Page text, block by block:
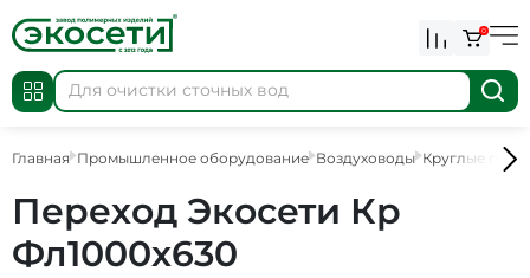
0
Главная Промышленное оборудование Воздуховоды Круглые
Переход Экосети Кр
Фл1000х630